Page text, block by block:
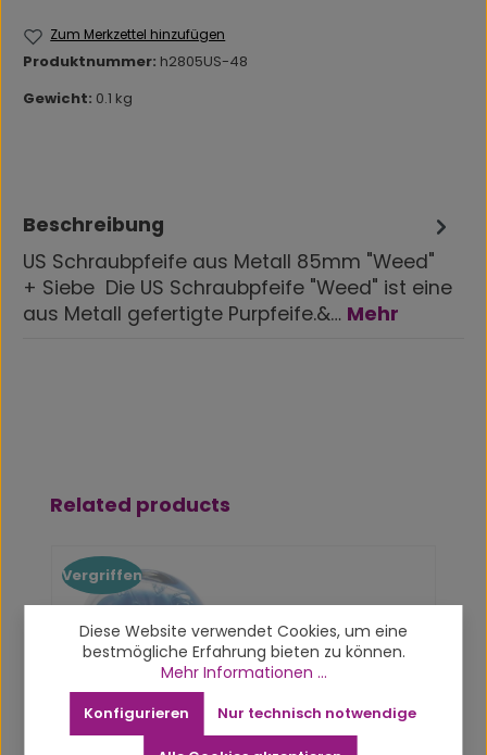
Zum Merkzettel hinzufügen
Produktnummer: h2805US-48
Gewicht: 0.1 kg
Beschreibung
US Schraubpfeife aus Metall 85mm "Weed"
+ Siebe Die US Schraubpfeife "Weed" ist eine
aus Metall gefertigte Purpfeife.&… Mehr
Produktgalerie überspringen
Related products
Vergriffen
Diese Website verwendet Cookies, um eine
bestmögliche Erfahrung bieten zu können.
Mehr Informationen ...
Nur technisch notwendige
Konfigurieren